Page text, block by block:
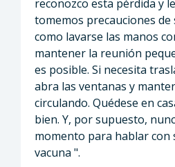
reconozco esta pérdida y
tomemos precauciones
como lavarse las manos
mantener la reunión
es posible. Si necesita
abra las ventanas y
circulando. Quédese en
bien. Y, por supuesto,
momento para hablar con
vacuna ".